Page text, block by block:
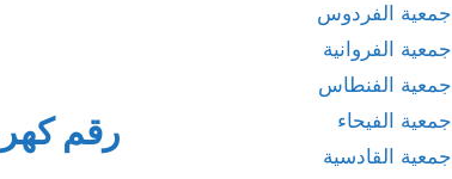
رقم
جمعية الفردوس
جمعية الفروانية
جمعية الفنطاس
جمعية الفيحاء
جمعية القادسية